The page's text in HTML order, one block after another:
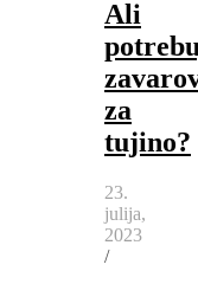
Ali
za
tujino?
23.
julija,
2023
/